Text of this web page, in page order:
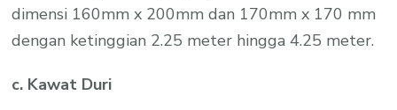
dimensi 160mm x 200mm dan 170mm x 170 mm
dengan ketinggian 2.25 meter hingga 4.25 meter.
c. Kawat Duri